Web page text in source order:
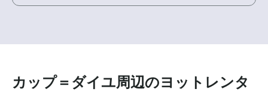
カップ＝ダイユ周辺のヨットレンタ